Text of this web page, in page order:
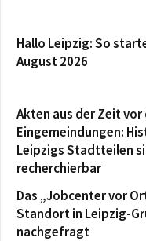
Hallo Leipzig: So
August 2026
Akten aus der Zeit vor
Eingemeindungen:
Leipzigs Stadtteilen
recherchierbar
Das „Jobcenter vor
Standort in Leipzig-
nachgefragt